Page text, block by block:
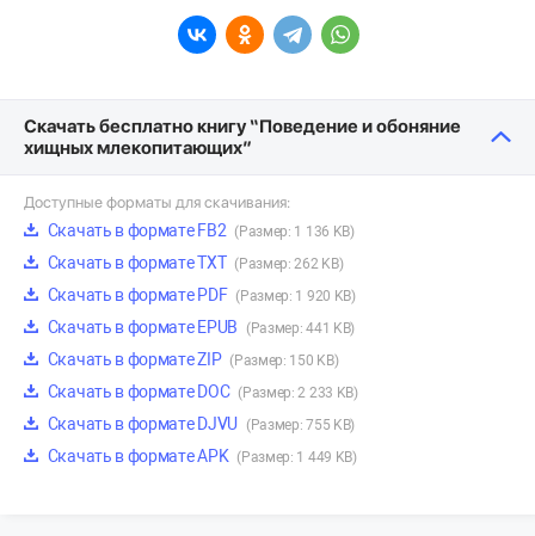
Скачать бесплатно книгу “Поведение и обоняние
хищных млекопитающих”
Доступные форматы для скачивания:
Скачать в формате FB2 (Размер: 1 136 KB)
Скачать в формате TXT (Размер: 262 KB)
Скачать в формате PDF (Размер: 1 920 KB)
Скачать в формате EPUB (Размер: 441 KB)
Скачать в формате ZIP (Размер: 150 KB)
Скачать в формате DOC (Размер: 2 233 KB)
Скачать в формате DJVU (Размер: 755 KB)
Скачать в формате APK (Размер: 1 449 KB)